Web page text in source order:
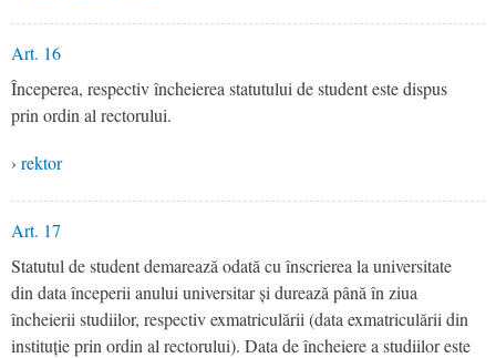
Art. 16
Începerea, respectiv încheierea statutului de student este dispus
prin ordin al rectorului.
› rektor
Art. 17
Statutul de student demarează odată cu înscrierea la universitate
din data începerii anului universitar și durează până în ziua
încheierii studiilor, respectiv exmatriculării (data exmatriculării din
instituție prin ordin al rectorului). Data de încheiere a studiilor este